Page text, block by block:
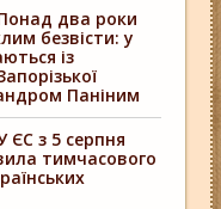
два роки
безвісти: у
із
Паніним
ЄС з 5 серпня
тимчасового